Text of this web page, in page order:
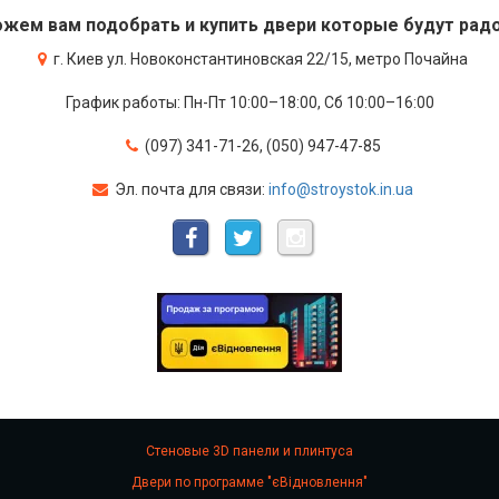
вам подобрать и купить двери которые будут
г. Киев ул. Новоконстантиновская 22/15, метро Почайна
График работы: Пн-Пт 10:00–18:00, Сб 10:00–16:00
(097) 341-71-26, (050) 947-47-85
Эл. почта для связи: info@stroystok.in.ua
Стеновые 3D панели и плинтуса
Двери по программе "єВідновлення"